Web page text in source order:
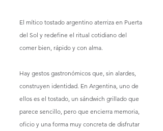
El mítico tostado argentino aterriza en Puerta
del Sol y redefine el ritual cotidiano del
comer bien, rápido y con alma.
Hay gestos gastronómicos que, sin alardes,
construyen identidad. En Argentina, uno de
ellos es el tostado, un sándwich grillado que
parece sencillo, pero que encierra memoria,
oficio y una forma muy concreta de disfrutar